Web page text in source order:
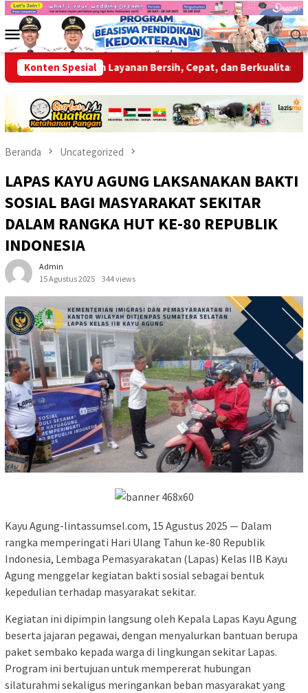
Loncat
kontenMenu
Mobile
Konten Spesial
Berikan Layanan Bersih, Cepat, dan Berkualitas
Beranda Uncategorized
LAPAS KAYU AGUNG LAKSANAKAN BAKTI
SOSIAL BAGI MASYARAKAT SEKITAR
DALAM RANGKA HUT KE-80 REPUBLIK
INDONESIA
Admin
15 Agustus 2025
344 views
Kayu Agung-lintassumsel.com, 15 Agustus 2025 — Dalam
rangka memperingati Hari Ulang Tahun ke-80 Republik
Indonesia, Lembaga Pemasyarakatan (Lapas) Kelas IIB Kayu
Agung menggelar kegiatan bakti sosial sebagai bentuk
kepedulian terhadap masyarakat sekitar.
Kegiatan ini dipimpin langsung oleh Kepala Lapas Kayu Agung
beserta jajaran pegawai, dengan menyalurkan bantuan berupa
paket sembako kepada warga di lingkungan sekitar Lapas.
Program ini bertujuan untuk mempererat hubungan
silaturahmi sekaligus meringankan beban masyarakat yang